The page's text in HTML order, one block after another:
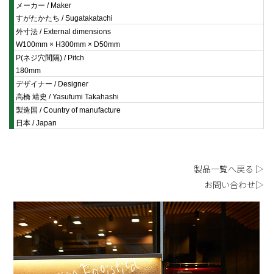
メーカー / Maker
すがたかたち / Sugatakatachi
外寸法 / External dimensions
W100mm × H300mm × D50mm
P(ネジ穴間隔) / Pitch
180mm
デザイナー / Designer
高橋 靖史 / Yasufumi Takahashi
製造国 / Country of manufacture
日本 / Japan
製品一覧へ戻る ▷
お問い合わせ▷